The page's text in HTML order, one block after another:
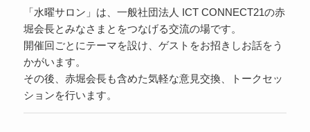
「水曜サロン」は、一般社団法人 ICT CONNECT21の赤
堀会長とみなさまとをつなげる交流の場です。
開催回ごとにテーマを設け、ゲストをお招きしお話をう
かがいます。
その後、赤堀会長も含めた気軽な意見交換、トークセッ
ションを行います。